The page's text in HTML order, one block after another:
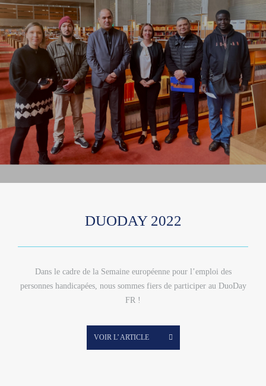
DUODAY 2022
Dans le cadre de la Semaine européenne pour l’emploi des
personnes handicapées, nous sommes fiers de participer au DuoDay
FR !
VOIR L’ ARTICLE